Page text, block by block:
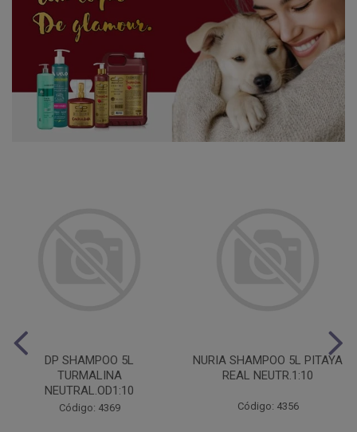
DP SHAMPOO 5L
TURMALINA
NEUTRAL.OD1:10
Código: 4369
NURIA SHAMPOO 5L PITAYA
REAL NEUTR.1:10
Código: 4356